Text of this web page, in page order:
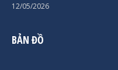
12/05/2026
BẢN ĐỒ